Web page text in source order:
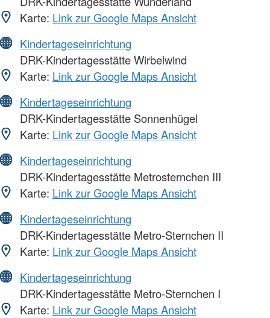
Karte: Link zur Google Maps Ansicht
Kindertageseinrichtung
DRK-Kindertagesstätte Wirbelwind
Karte: Link zur Google Maps Ansicht
Kindertageseinrichtung
DRK-Kindertagesstätte Sonnenhügel
Karte: Link zur Google Maps Ansicht
Kindertageseinrichtung
DRK-Kindertagesstätte Metrosternchen III
Karte: Link zur Google Maps Ansicht
Kindertageseinrichtung
DRK-Kindertagesstätte Metro-Sternchen II
Karte: Link zur Google Maps Ansicht
Kindertageseinrichtung
DRK-Kindertagesstätte Metro-Sternchen I
Karte: Link zur Google Maps Ansicht